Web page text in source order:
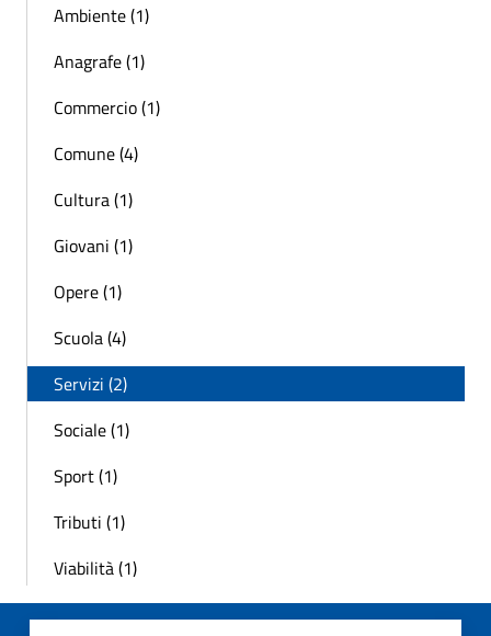
Ambiente (1)
Anagrafe (1)
Commercio (1)
Comune (4)
Cultura (1)
Giovani (1)
Opere (1)
Scuola (4)
Servizi (2)
Sociale (1)
Sport (1)
Tributi (1)
Viabilità (1)